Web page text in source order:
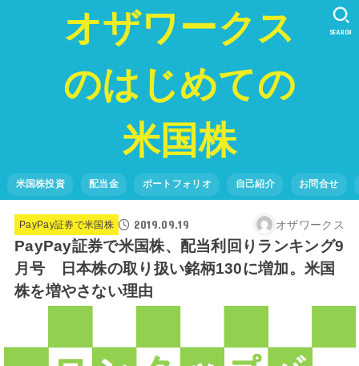
オザワークス
のはじめての
米国株
米国株投資 配当金 ポートフォリオ 自己紹介 お問合せ
SEARCH
PayPay証券で米国株 2019.09.19 オザワークス
PayPay証券で米国株、配当利回りランキング9
月号 日本株の取り扱い銘柄130に増加。米国
株を増やさない理由